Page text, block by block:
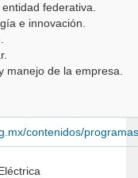
federativa.
e innovación.
manejo de la empresa.
contenidos/